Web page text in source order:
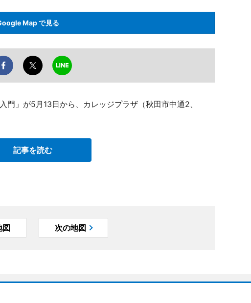
Map で見る
」が5月13日から、カレッジプラザ（秋田市中通2、
記事を読む
図 次の地図